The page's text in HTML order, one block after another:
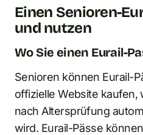
Einen Senioren-
und nutzen
Wo Sie einen Eurail-
Senioren können Eurail-
offizielle Website kaufen,
nach Altersprüfung
wird. Eurail-Pässe